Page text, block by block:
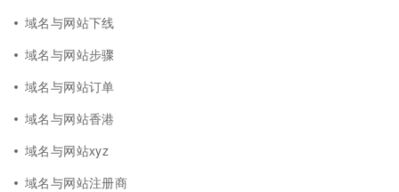
域名与网站下线
域名与网站步骤
域名与网站订单
域名与网站香港
域名与网站xyz
域名与网站注册商